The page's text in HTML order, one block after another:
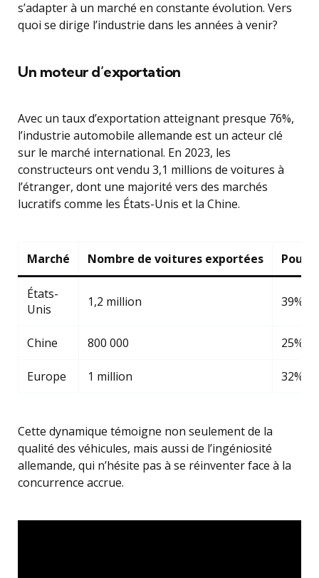
s’adapter à un marché en constante évolution. Vers
quoi se dirige l’industrie dans les années à venir?
Un moteur d’exportation
Avec un taux d’exportation atteignant presque 76%,
l’industrie automobile allemande est un acteur clé
sur le marché international. En 2023, les
constructeurs ont vendu 3,1 millions de voitures à
l’étranger, dont une majorité vers des marchés
lucratifs comme les États-Unis et la Chine.
Marché Nombre de voitures exportées
États-
Unis
1,2 million 39%
Chine 800 000 25%
Europe 1 million 32%
Cette dynamique témoigne non seulement de la
qualité des véhicules, mais aussi de l’ingéniosité
allemande, qui n’hésite pas à se réinventer face à la
concurrence accrue.